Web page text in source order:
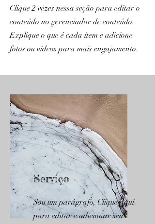
Clique 2 vezes nessa seção para editar o
conteúdo no gerenciador de conteúdo.
Explique o que é cada item e adicione
fotos ou vídeos para mais engajamento.
Serviço
Sou um parágrafo. Clique aqui
para editar e adicionar seu